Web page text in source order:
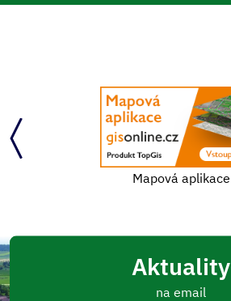
Mapová aplikace
Aktuality
na email